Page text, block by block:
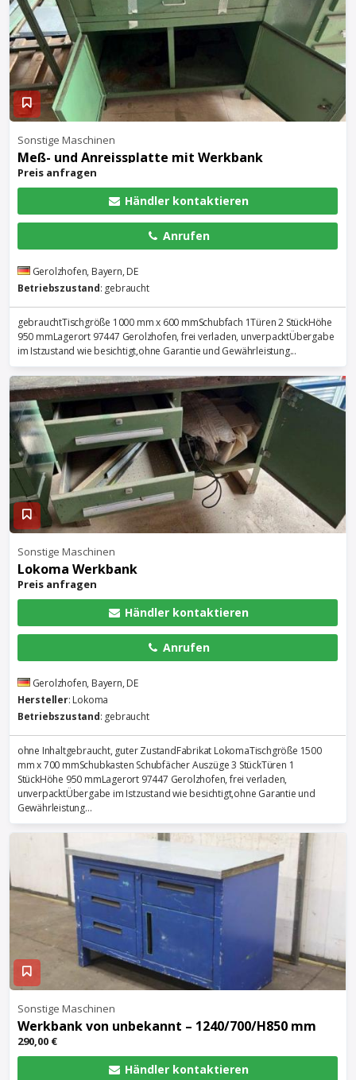
Sonstige Maschinen
Meß- und Anreissplatte mit Werkbank
Preis anfragen
Händler kontaktieren
Anrufen
Gerolzhofen, Bayern, DE
Betriebszustand: gebraucht
gebrauchtTischgröße 1000 mm x 600 mmSchubfach 1Türen 2 StückHöhe
950 mmLagerort 97447 Gerolzhofen, frei verladen, unverpacktÜbergabe
im Istzustand wie besichtigt,ohne Garantie und Gewährleistung...
Sonstige Maschinen
Lokoma Werkbank
Preis anfragen
Händler kontaktieren
Anrufen
Gerolzhofen, Bayern, DE
Hersteller: Lokoma
Betriebszustand: gebraucht
ohne Inhaltgebraucht, guter ZustandFabrikat LokomaTischgröße 1500
mm x 700 mmSchubkasten Schubfächer Auszüge 3 StückTüren 1
StückHöhe 950 mmLagerort 97447 Gerolzhofen, frei verladen,
unverpacktÜbergabe im Istzustand wie besichtigt,ohne Garantie und
Gewährleistung...
Sonstige Maschinen
Werkbankvon unbekannt – 1240/700/H850 mm
290,00 €
Händler kontaktieren